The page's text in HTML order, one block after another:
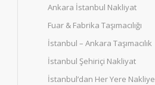
Ankara İstanbul Nakliyat
Fuar & Fabrika Taşımacılığı
İstanbul – Ankara Taşımacılık
İstanbul Şehiriçi Nakliyat
İstanbul’dan Her Yere Nakliye